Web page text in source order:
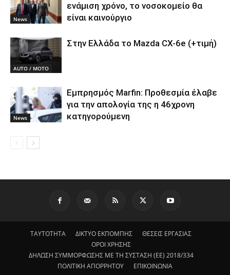
News
ενάμιση χρόνο, το νοσοκομείο θα
είναι καινούργιο
AUTO / MOTO
Στην Ελλάδα το Mazda CX-6e (+τιμή)
News
Εμπρησμός Marfin: Προθεσμία έλαβε
για την απολογία της η 46χρονη
κατηγορούμενη
ΤΑΥΤΟΤΗΤΑ ΔΙΚΤΥΟ ΕΚΠΟΜΠΗΣ
ΘΕΣΕΙΣ ΕΡΓΑΣΙΑΣ
ΟΡΟΙ ΧΡΗΣΗΣ
ΔΗΛΩΣΗ ΣΥΜΜΟΡΦΩΣΗΣ ΜΕ ΤΗ ΣΥΣΤΑΣΗ (ΕΕ) 2018/334
ΠΟΛΙΤΙΚΗ ΑΠΟΡΡΗΤΟΥ
ΕΠΙΚΟΙΝΩΝΙΑ